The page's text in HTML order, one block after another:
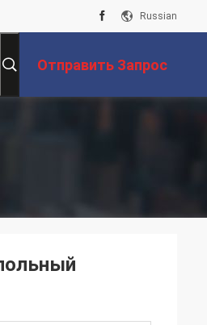
Russian
Отправить Запрос